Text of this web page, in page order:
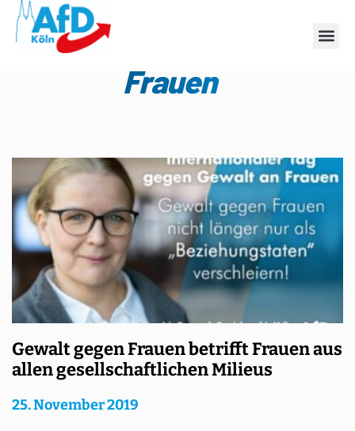
Schlagwort: Gewalt an
Frauen
Gewalt gegen Frauen betrifft Frauen aus
allen gesellschaftlichen Milieus
25. November 2019